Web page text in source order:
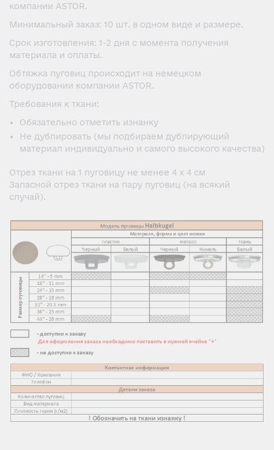
компании ASTOR.
Минимальный заказ: 10 шт. в одном виде и размере.
Срок изготовления: 1-2 дня с момента получения
материала и оплаты.
Обтяжка пуговиц происходит на немецком
оборудовании компании ASTOR.
Требования к ткани:
Обязательно отметить изнанку
Не дублировать (мы подбираем дублирующий
материал индивидуально и самого высокого качества)
Отрез ткани на 1 пуговицу не менее 4 х 4 см
Запасной отрез ткани на пару пуговиц (на всякий
случай).